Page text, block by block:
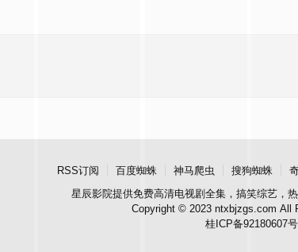
RSS订阅 百度蜘蛛 神马爬虫 搜狗蜘蛛
星辰影院提供免费高清电视剧全集，搞笑综艺，
Copyright © 2023 ntxbjzgs.com All
桂ICP备92180607号